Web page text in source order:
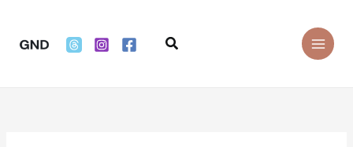
content
Search